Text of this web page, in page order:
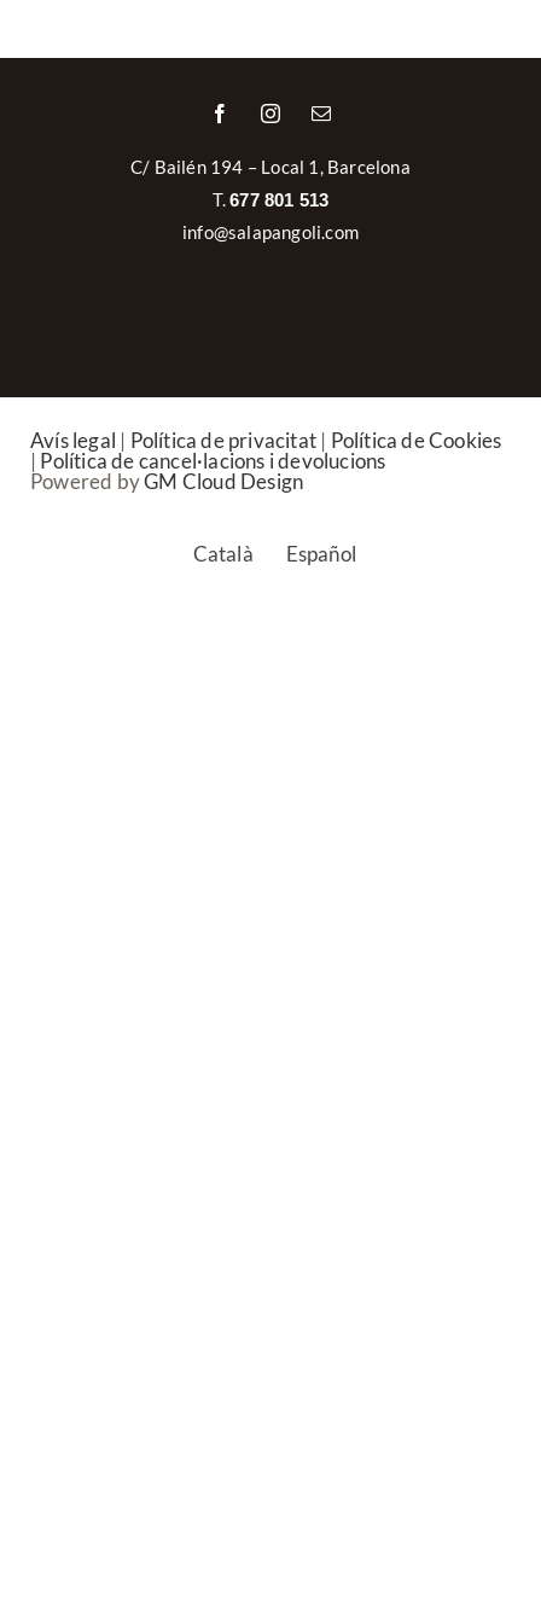
C/ Bailén 194 – Local 1, Barcelona
T.677 801 513
info@salapangoli.com
Avís legal | Política de privacitat | Política de Cookies
| Política de cancel·lacions i devolucions
Powered byGM Cloud Design
Català Español